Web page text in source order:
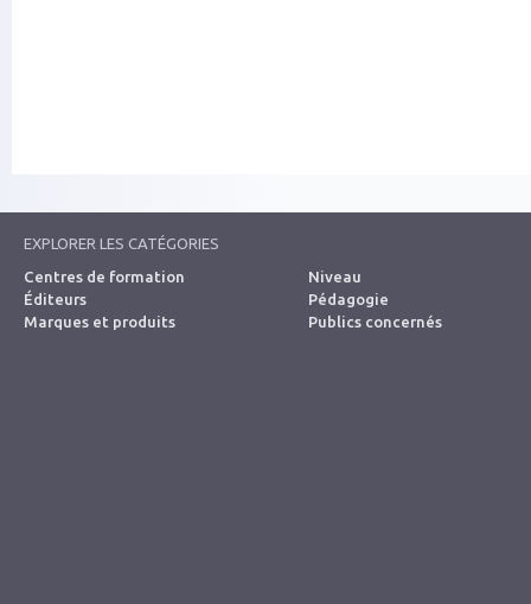
EXPLORER LES CATÉGORIES
Centres de formation
Niveau
Éditeurs
Pédagogie
Marques et produits
Publics concernés